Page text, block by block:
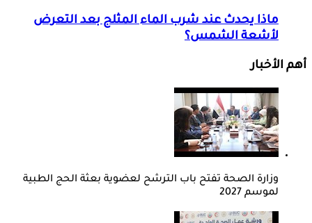
ماذا يحدث عند شرب الماء المثلج بعد التعرض
لأشعة الشمس؟
أهم الأخبار
وزارة الصحة تفتح باب الترشح لعضوية بعثة الحج الطبية
لموسم 2027